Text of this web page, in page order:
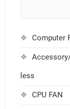
Computer
less
CPU FAN